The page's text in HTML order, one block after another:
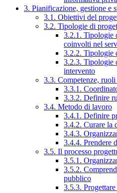
3. Pianificazione, gestione e
3.1. Obiettivi del
3.2. Tipologie di
3.2.1. Tipologie
coinvolti nel
3.2.2. Tipologie
3.2.3. Tipologie
intervento
3.3. Competenze,
3.3.1.
3.3.2. Definire
3.4. Metodo di lavoro
3.4.1. Definire
3.4.2. Curare la
3.4.3.
3.4.4. Prendere
3.5. Il processo
3.5.1.
3.5.2.
pubblico
3.5.3.